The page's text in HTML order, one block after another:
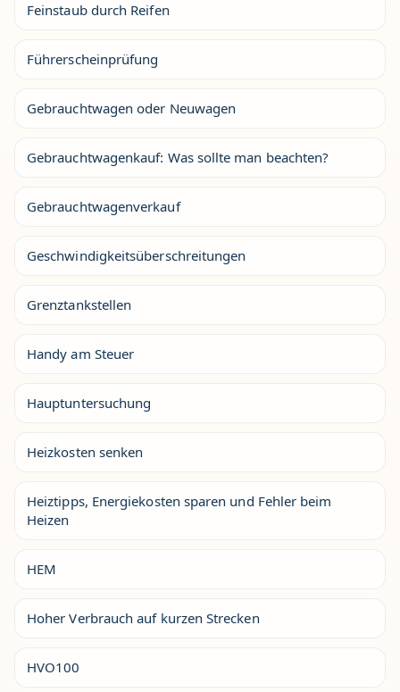
Feinstaub durch Reifen
Führerscheinprüfung
Gebrauchtwagen oder Neuwagen
Gebrauchtwagenkauf: Was sollte man beachten?
Gebrauchtwagenverkauf
Geschwindigkeitsüberschreitungen
Grenztankstellen
Handy am Steuer
Hauptuntersuchung
Heizkosten senken
Heiztipps, Energiekosten sparen und Fehler beim
Heizen
HEM
Hoher Verbrauch auf kurzen Strecken
HVO100